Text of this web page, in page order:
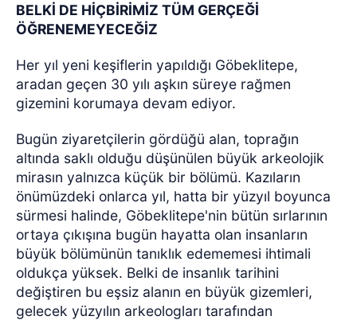
BELKİ DE HİÇBİRİMİZ TÜM GERÇEĞİ
ÖĞRENEMEYECEĞİZ
Her yıl yeni keşiflerin yapıldığı Göbeklitepe,
aradan geçen 30 yılı aşkın süreye rağmen
gizemini korumaya devam ediyor.
Bugün ziyaretçilerin gördüğü alan, toprağın
altında saklı olduğu düşünülen büyük arkeolojik
mirasın yalnızca küçük bir bölümü. Kazıların
önümüzdeki onlarca yıl, hatta bir yüzyıl boyunca
sürmesi halinde, Göbeklitepe'nin bütün sırlarının
ortaya çıkışına bugün hayatta olan insanların
büyük bölümünün tanıklık edememesi ihtimali
oldukça yüksek. Belki de insanlık tarihini
değiştiren bu eşsiz alanın en büyük gizemleri,
gelecek yüzyılın arkeologları tarafından